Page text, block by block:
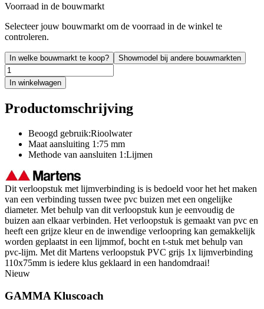
Voorraad in de bouwmarkt
Selecteer jouw bouwmarkt om de voorraad in de winkel te
controleren.
In welke bouwmarkt te koop? Showmodel bij andere bouwmarkten
In winkelwagen
Productomschrijving
Beoogd gebruik:Rioolwater
Maat aansluiting 1:75 mm
Methode van aansluiten 1:Lijmen
Dit verloopstuk met lijmverbinding is is bedoeld voor het het maken
van een verbinding tussen twee pvc buizen met een ongelijke
diameter. Met behulp van dit verloopstuk kun je eenvoudig de
buizen aan elkaar verbinden. Het verloopstuk is gemaakt van pvc en
heeft een grijze kleur en de inwendige verloopring kan gemakkelijk
worden geplaatst in een lijmmof, bocht en t-stuk met behulp van
pvc-lijm. Met dit Martens verloopstuk PVC grijs 1x lijmverbinding
110x75mm is iedere klus geklaard in een handomdraai!
Nieuw
GAMMA Kluscoach